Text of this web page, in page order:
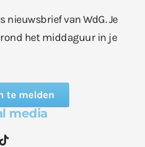
nieuwsbrief van WdG. Je
het middaguur in je
te melden
media